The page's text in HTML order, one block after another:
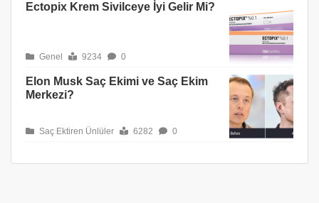
Ectopix Krem Sivilceye İyi Gelir Mi?
Genel 9234 0
Elon Musk Saç Ekimi ve Saç Ekim
Merkezi?
Saç Ektiren Ünlüler 6282 0